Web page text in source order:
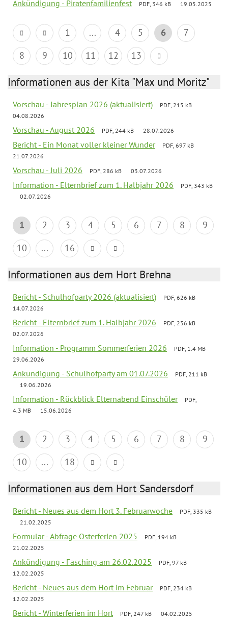
Ankündigung - Piratenfamilienfest PDF, 346 kB 19.05.2025
1 ... 4 5 6
7
8
9 10 11 12 13
Informationen aus der Kita "Max und Moritz"
Vorschau - Jahresplan 2026 (aktualisiert)
PDF, 215 kB
04.08.2026
Vorschau - August 2026 PDF, 244 kB 28.07.2026
Bericht - Ein Monat voller kleiner Wunder
PDF, 697 kB
21.07.2026
Vorschau - Juli 2026 PDF, 286 kB 03.07.2026
Information - Elternbrief zum 1. Halbjahr 2026
PDF, 343 kB
02.07.2026
1 2 3 4 5 6 7 8
9
10
... 16
Informationen aus dem Hort Brehna
Bericht - Schulhofparty 2026 (aktualisiert)
PDF, 626 kB
14.07.2026
Bericht - Elternbrief zum 1. Halbjahr 2026
PDF, 236 kB
02.07.2026
Information - Programm Sommerferien 2026
PDF, 1.4 MB
29.06.2026
Ankündigung - Schulhofparty am 01.07.2026
PDF, 211 kB
19.06.2026
Information - Rückblick Elternabend Einschüler
PDF,
4.3 MB
15.06.2026
1 2 3 4 5 6 7 8
9
10
... 18
Informationen aus dem Hort Sandersdorf
Bericht - Neues aus dem Hort 3. Februarwoche
PDF, 335 kB
21.02.2025
Formular - Abfrage Osterferien 2025
PDF, 194 kB
21.02.2025
Ankündigung - Fasching am 26.02.2025
PDF, 97 kB
12.02.2025
Bericht - Neues aus dem Hort im Februar
PDF, 234 kB
12.02.2025
Bericht - Winterferien im Hort PDF, 247 kB 04.02.2025